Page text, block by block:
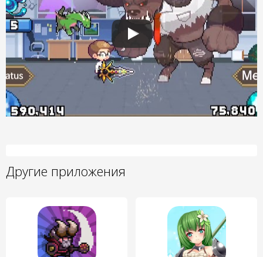
Другие приложения